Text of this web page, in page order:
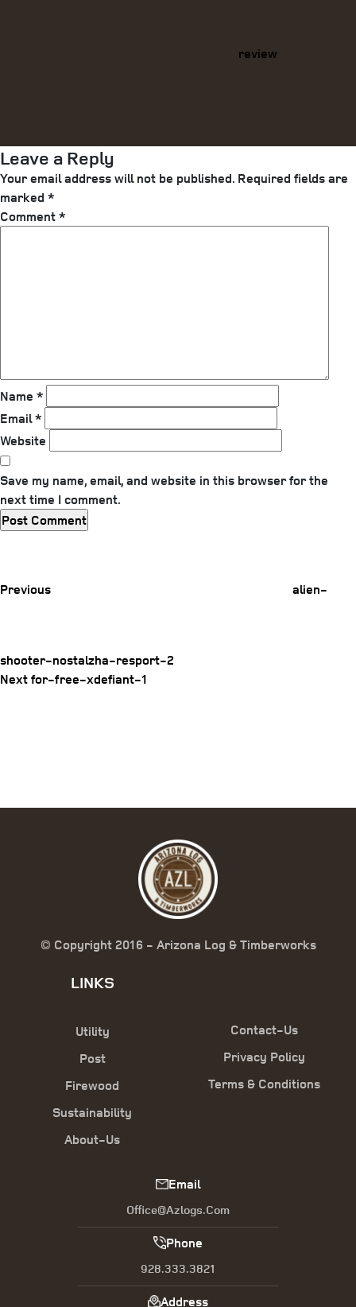
review
Leave a Reply
Your email address will not be published. Required fields are
marked *
Comment*
Name *
Email*
Website
Save my name, email, and website in this browser for the
next time I comment.
Post
Previous
alien-
shooter-nostalzha-resport-2
Next
Nextfor-free-xdefiant-1
© Copyright 2016 - Arizona Log & Timberworks
LINKS
Utility
Post
Firewood
Sustainability
About-Us
Contact-Us
Privacy Policy
Terms & Conditions
Email
Office@azlogs.com
Phone
928.333.3821
Address